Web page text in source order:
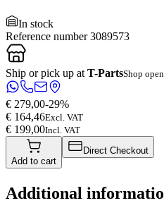
In stock
Reference number 3089573
Ship or pick up at T-PartsShop
€ 279,00-29%
€ 164,46Excl. VAT
€ 199,00Incl. VAT
Add to cart
Direct Checkout
Additional